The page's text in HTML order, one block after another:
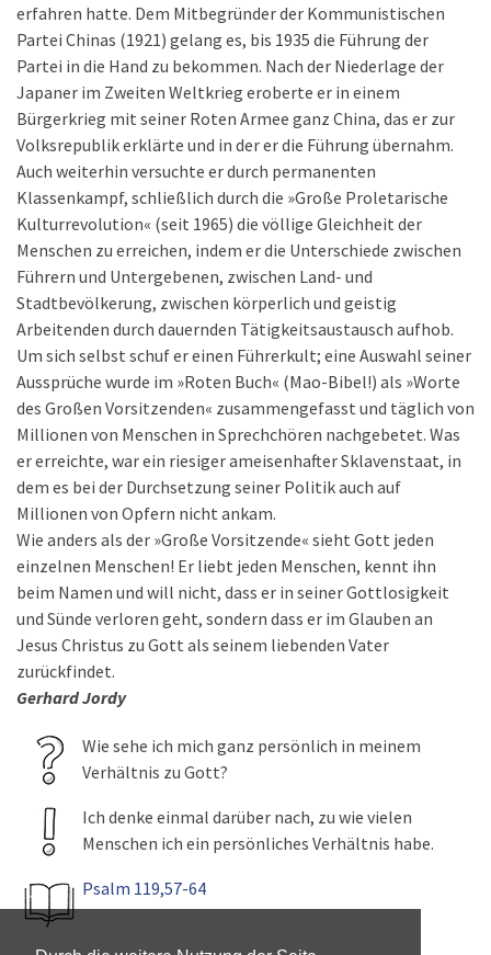
erfahren hatte. Dem Mitbegründer der Kommunistischen
Partei Chinas (1921) gelang es, bis 1935 die Führung der
Partei in die Hand zu bekommen. Nach der Niederlage der
Japaner im Zweiten Weltkrieg eroberte er in einem
Bürgerkrieg mit seiner Roten Armee ganz China, das er zur
Volksrepublik erklärte und in der er die Führung übernahm.
Auch weiterhin versuchte er durch permanenten
Klassenkampf, schließlich durch die »Große Proletarische
Kulturrevolution« (seit 1965) die völlige Gleichheit der
Menschen zu erreichen, indem er die Unterschiede zwischen
Führern und Untergebenen, zwischen Land- und
Stadtbevölkerung, zwischen körperlich und geistig
Arbeitenden durch dauernden Tätigkeitsaustausch aufhob.
Um sich selbst schuf er einen Führerkult; eine Auswahl seiner
Aussprüche wurde im »Roten Buch« (Mao-Bibel!) als »Worte
des Großen Vorsitzenden« zusammengefasst und täglich von
Millionen von Menschen in Sprechchören nachgebetet. Was
er erreichte, war ein riesiger ameisenhafter Sklavenstaat, in
dem es bei der Durchsetzung seiner Politik auch auf
Millionen von Opfern nicht ankam.
Wie anders als der »Große Vorsitzende« sieht Gott jeden
einzelnen Menschen! Er liebt jeden Menschen, kennt ihn
beim Namen und will nicht, dass er in seiner Gottlosigkeit
und Sünde verloren geht, sondern dass er im Glauben an
Jesus Christus zu Gott als seinem liebenden Vater
zurückfindet.
Gerhard Jordy
Wie sehe ich mich ganz persönlich in meinem
Verhältnis zu Gott?
Ich denke einmal darüber nach, zu wie vielen
Menschen ich ein persönliches Verhältnis habe.
Psalm 119,57-64